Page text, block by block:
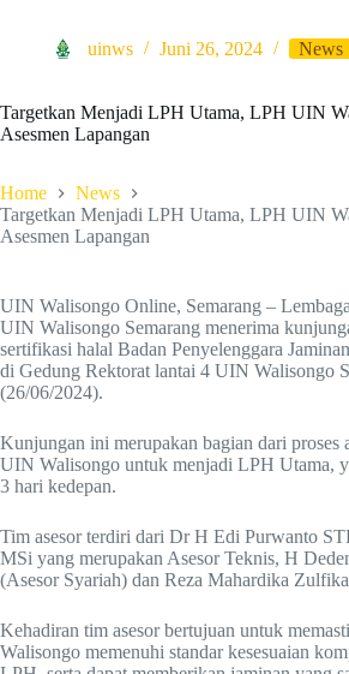
uinws Juni 26, 2024 News
Targetkan Menjadi LPH Utama, LPH UIN
Asesmen Lapangan
Home
News
Targetkan Menjadi LPH Utama, LPH UIN
Asesmen Lapangan
UIN Walisongo Online, Semarang –
UIN Walisongo Semarang menerima
sertifikasi halal Badan Penyelenggara
di Gedung Rektorat lantai 4 UIN Walisongo
(26/06/2024).
Kunjungan ini merupakan bagian dari proses
UIN Walisongo untuk menjadi LPH Utama,
3 hari kedepan.
Tim asesor terdiri dari Dr H Edi Purwanto
MSi yang merupakan Asesor Teknis, H
(Asesor Syariah) dan Reza Mahardika
Kehadiran tim asesor bertujuan untuk
Walisongo memenuhi standar kesesuaian